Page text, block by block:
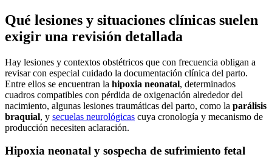
Qué lesiones y situaciones clínicas suelen
exigir una revisión detallada
Hay lesiones y contextos obstétricos que con frecuencia obligan a
revisar con especial cuidado la documentación clínica del parto.
Entre ellos se encuentran la hipoxia neonatal, determinados
cuadros compatibles con pérdida de oxigenación alrededor del
nacimiento, algunas lesiones traumáticas del parto, como la parálisis
braquial, y secuelas neurológicas cuya cronología y mecanismo de
producción necesiten aclaración.
Hipoxia neonatal y sospecha de sufrimiento fetal